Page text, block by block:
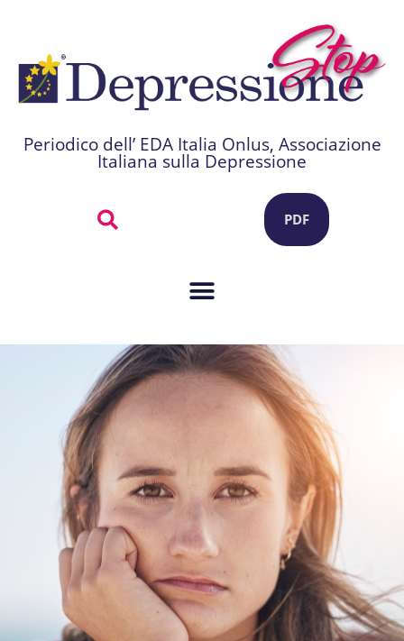
Periodico dell’ EDA Italia Onlus, Associazione
Italiana sulla Depressione
PDF